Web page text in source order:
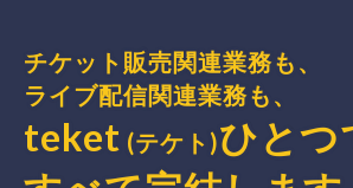
チケット販売関連業務も、
ライブ配信関連業務も、
teket (テケト)ひとつ